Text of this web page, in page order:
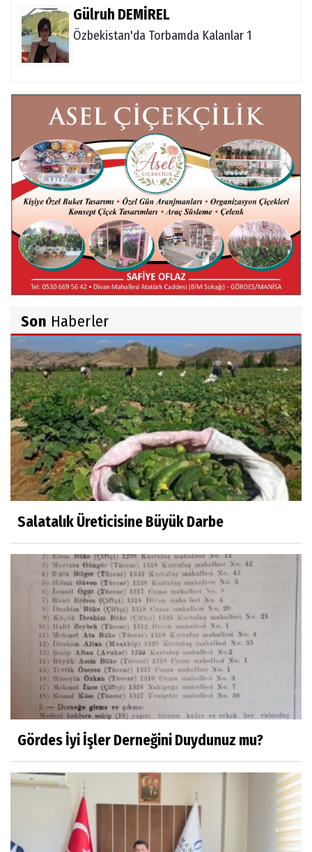
Gülruh DEMİREL
Özbekistan'da Torbamda Kalanlar 1
Fatma VURAL
Kanada Gezi Günlüğü
Mert AKAR
Röportaj Serisi-46: Konuk =Prof.Dr.Hakan
Atalay (Psikanaliz)
Hüseyin TUNÇAY
Gökçeada Gezimiz-IV
İsmail AYBEY
Belma Sebil'i Tanıyor Musunuz?
Prof.Dr.Ayşe İLKER
Adı Sanı Olmak
Eylül SEYHAN
Gezerken Zamanın Kollarındaki Ruhuma
Rastlamak
Yaşar ATLI
Kahramanlar
Prof.Dr.Süleyman Sami İLKER
Mühendislerin de Sanat Ruhu Olmalı
Dr.Fatih KESKİN
Millî Edebiyat, Millî Şuur, Millî Takım
Sıracettin ÇELİK
Çalıkuşu
Son Haberler
Salatalık Üreticisine Büyük Darbe
Gördes İyi İşler Derneğini Duydunuz mu?